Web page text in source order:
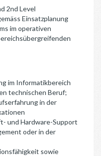
2nd Level
Einsatzplanung
im operativen
im Informatikbereich
technischen Beruf;
in der
und Hardware-Support
oder in der
sowie